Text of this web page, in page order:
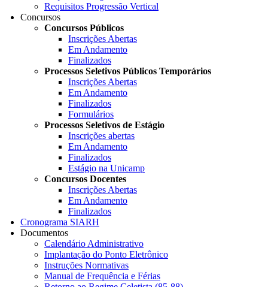
Requisitos Progressão Vertical
Concursos
Concursos Públicos
Inscrições Abertas
Em Andamento
Finalizados
Processos Seletivos Públicos Temporários
Inscrições Abertas
Em Andamento
Finalizados
Formulários
Processos Seletivos de Estágio
Inscrições abertas
Em Andamento
Finalizados
Estágio na Unicamp
Concursos Docentes
Inscrições Abertas
Em Andamento
Finalizados
Cronograma SIARH
Documentos
Calendário Administrativo
Implantação do Ponto Eletrônico
Instruções Normativas
Manual de Frequência e Férias